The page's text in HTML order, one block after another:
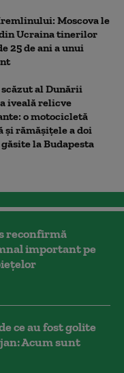
Moscova le
Ucraina tinerilor
25 de ani a unui
al Dunării
iveală relicve
o motocicletă
rămășițele a doi
la Budapesta
reconfirmă
important pe
ce au fost golite
Acum sunt